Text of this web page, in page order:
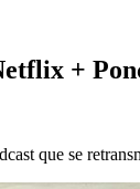
+
que se